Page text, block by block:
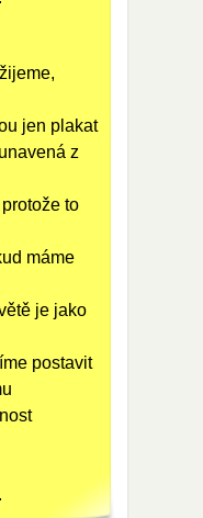
jen plakat
z
to
máme
je jako
postavit